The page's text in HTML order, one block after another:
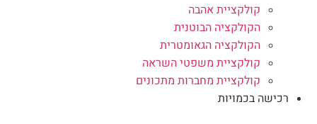
קולקציית אהבה
הקולקציה הבוטנית
הקולקציה הגאומטרית
קולקציית משפטי השראה
קולקציית מחברות מתכונים
רכישה בכמויות